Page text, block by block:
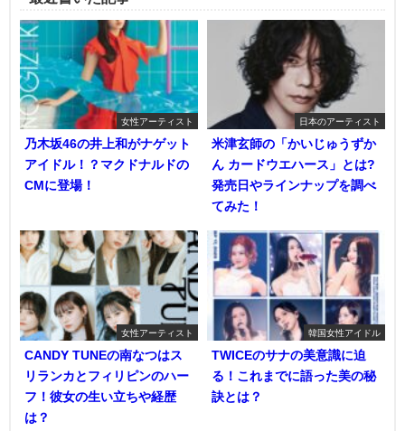
女性アーティスト
乃木坂46の井上和がナゲット
アイドル！？マクドナルドの
CMに登場！
日本のアーティスト
米津玄師の「かいじゅうずか
ん カードウエハース」とは?
発売日やラインナップを調べ
てみた！
女性アーティスト
CANDY TUNEの南なつはス
リランカとフィリピンのハー
フ！彼女の生い立ちや経歴
は？
韓国女性アイドル
TWICEのサナの美意識に迫
る！これまでに語った美の秘
訣とは？